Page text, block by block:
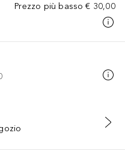
Prezzo più basso € 30,00